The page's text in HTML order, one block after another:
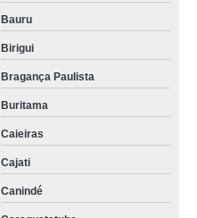
Bauru
Birigui
Bragança Paulista
Buritama
Caieiras
Cajati
Canindé